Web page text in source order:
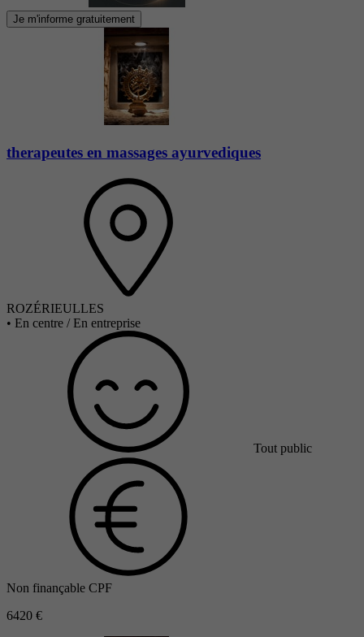
Je m'informe gratuitement
therapeutes en massages ayurvediques
ROZÉRIEULLES
• En centre / En entreprise
Tout public
Non finançable CPF
6420 €